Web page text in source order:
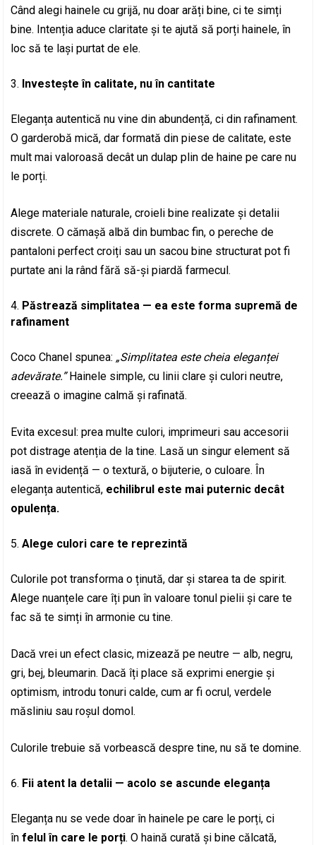
Când alegi hainele cu grijă, nu doar arăți bine, ci te simți
bine. Intenția aduce claritate și te ajută să porți hainele, în
loc să te lași purtat de ele.
Investește în calitate, nu în cantitate
Eleganța autentică nu vine din abundență, ci din rafinament.
O garderobă mică, dar formată din piese de calitate, este
mult mai valoroasă decât un dulap plin de haine pe care nu
le porți.
Alege materiale naturale, croieli bine realizate și detalii
discrete. O cămașă albă din bumbac fin, o pereche de
pantaloni perfect croiți sau un sacou bine structurat pot fi
purtate ani la rând fără să-și piardă farmecul.
Păstrează simplitatea — ea este forma supremă de
rafinament
Coco Chanel spunea: „Simplitatea este cheia eleganței
adevărate.”Hainele simple, cu linii clare și culori neutre,
creează o imagine calmă și rafinată.
Evita excesul: prea multe culori, imprimeuri sau accesorii
pot distrage atenția de la tine. Lasă un singur element să
iasă în evidență — o textură, o bijuterie, o culoare. În
eleganța autentică, echilibrul este mai puternic decât
opulența.
Alege culori care te reprezintă
Culorile pot transforma o ținută, dar și starea ta de spirit.
Alege nuanțele care îți pun în valoare tonul pielii și care te
fac să te simți în armonie cu tine.
Dacă vrei un efect clasic, mizează pe neutre — alb, negru,
gri, bej, bleumarin. Dacă îți place să exprimi energie și
optimism, introdu tonuri calde, cum ar fi ocrul, verdele
măsliniu sau roșul domol.
Culorile trebuie să vorbească despre tine, nu să te domine.
Fii atent la detalii — acolo se ascunde eleganța
Eleganța nu se vede doar în hainele pe care le porți, ci
înfelul în care le porți. O haină curată și bine călcată,